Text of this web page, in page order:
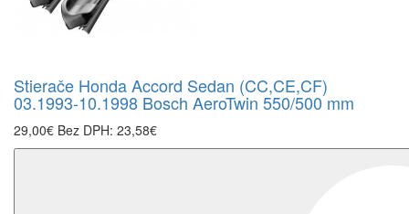
Stierače Honda Accord Sedan (CC,CE,CF)
03.1993-10.1998 Bosch AeroTwin 550/500 mm
29,00€ Bez DPH: 23,58€